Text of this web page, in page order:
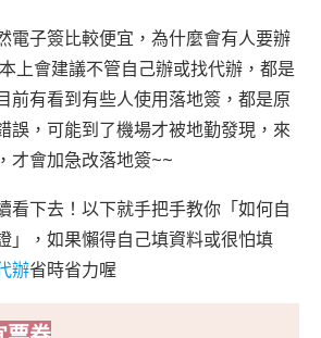
電子簽比較便宜，為什麼會有人要辦
上會建議不管自己辦或找代辦，都是
前有看到有些人使用落地簽，都是原
誤，可能到了機場才被地勤發現，來
才會加急改落地簽~~
看下去！以下就手把手教你「如何自
」，如果懶得自己填資料或很怕填
辦省時省力喔